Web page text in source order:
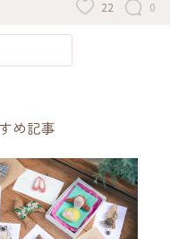
体的な構造を空間丸ごと切
きそうです。 #品川インタ
ィック #広角レンズ #東京散
22 0
め記事